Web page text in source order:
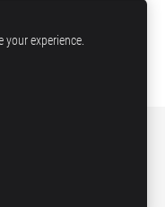
experience.